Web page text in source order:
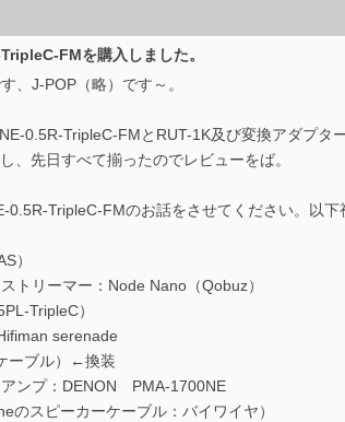
FMを購入しました。
、J-POP（略）です～。
0.5R-TripleC-FMとRUT-1K及び変換アダプタ
、先日すべて揃ったのでレビューをば。
0.5R-TripleC-FMのお話をさせてください。以下
）
トリーマー：Node Nano（Qobuz）
TripleC）
serenade
ーブル）←換装
アンプ：DENON PMA-1700NE
のスピーカーケーブル：バイワイヤ）